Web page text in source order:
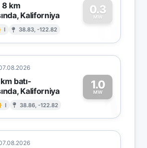
8 km
Kaliforniya
I 38.83, -122.82
0.3
MW
0
batı-
Kaliforniya
I 38.86, -122.82
1.0
MW1